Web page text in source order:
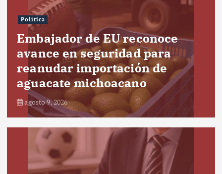
Política
Embajador de EU reconoce
avance en seguridad para
reanudar importación de
aguacate michoacano
agosto 9, 2026